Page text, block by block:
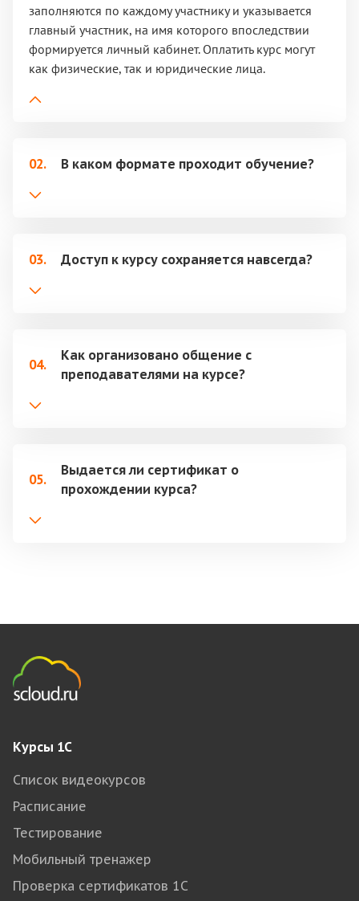
заполняются по каждому участнику и указывается
главный участник, на имя которого впоследствии
формируется личный кабинет. Оплатить курс могут
как физические, так и юридические лица.
02. В каком формате проходит обучение?
03. Доступ к курсу сохраняется навсегда?
04.
Как организовано общение с
преподавателями на курсе?
05.
Выдается ли сертификат о
прохождении курса?
Курсы 1С
Список видеокурсов
Расписание
Тестирование
Мобильный тренажер
Проверка сертификатов 1С